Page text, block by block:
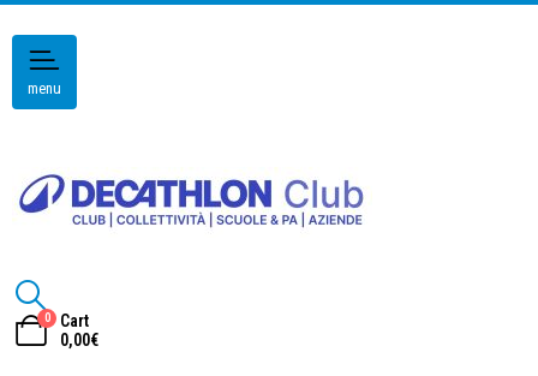
menu
0
Cart
0,00€